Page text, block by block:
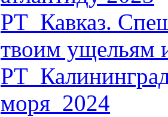
РТ_Кавказ.
твоим ущельям
моря_2024